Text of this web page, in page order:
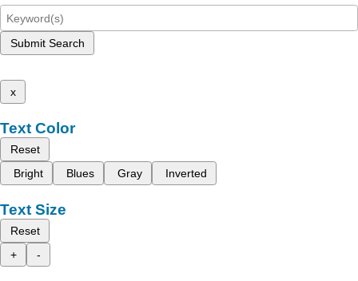
Submit Search
x
Text Color
Reset
Bright
Blues Gray Inverted
Text Size
Reset
+
-